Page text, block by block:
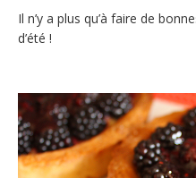
Il n’y a plus qu’à faire de
d’été !